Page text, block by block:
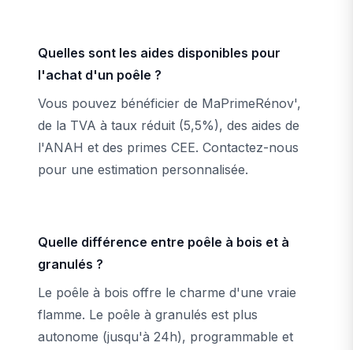
Quelles sont les aides disponibles pour
l'achat d'un poêle ?
Vous pouvez bénéficier de MaPrimeRénov',
de la TVA à taux réduit (5,5%), des aides de
l'ANAH et des primes CEE. Contactez-nous
pour une estimation personnalisée.
Quelle différence entre poêle à bois et à
granulés ?
Le poêle à bois offre le charme d'une vraie
flamme. Le poêle à granulés est plus
autonome (jusqu'à 24h), programmable et